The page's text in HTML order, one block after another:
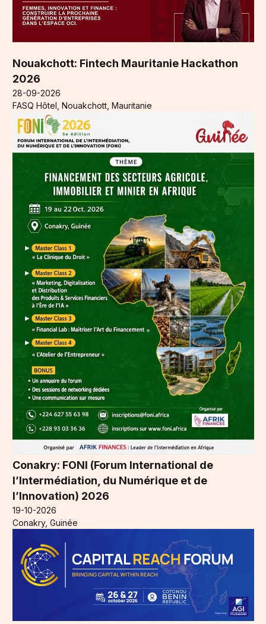
Nouakchott: Fintech Mauritanie Hackathon
2026
28-09-2026
FASQ Hôtel, Nouakchott, Mauritanie
Conakry: FONI (Forum International de
l’Intermédiation, du Numérique et de
l’Innovation) 2026
19-10-2026
Conakry, Guinée